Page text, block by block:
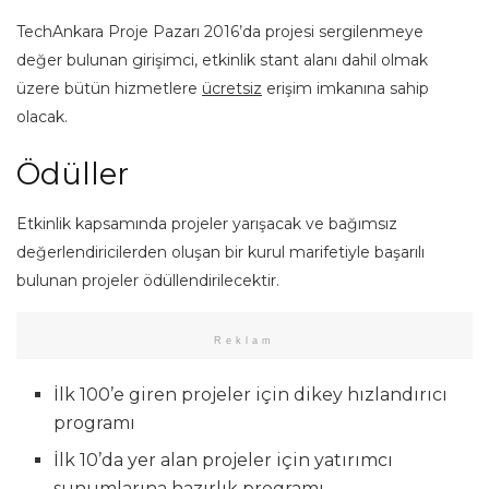
TechAnkara Proje Pazarı 2016’da projesi sergilenmeye
değer bulunan girişimci, etkinlik stant alanı dahil olmak
üzere bütün hizmetlere ücretsiz erişim imkanına sahip
olacak.
Ödüller
Etkinlik kapsamında projeler yarışacak ve bağımsız
değerlendiricilerden oluşan bir kurul marifetiyle başarılı
bulunan projeler ödüllendirilecektir.
Reklam
İlk 100’e giren projeler için dikey hızlandırıcı
programı
İlk 10’da yer alan projeler için yatırımcı